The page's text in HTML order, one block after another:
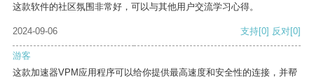
这款软件的社区氛围非常好，可以与其他用户交流学习心得。
2024-09-06 支持[0] 反对[0]
游客
这款加速器VPM应用程序可以给你提供最高速度和安全性的连接，并帮